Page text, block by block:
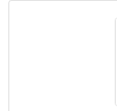
Modus Objekte
und Inventare
mit der DATEV-
Systemen
die Einhaltung
gesetzlichen